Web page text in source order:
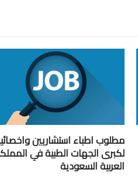
مطلوب اطباء استشاريين
لكبرى الجهات الطبية في
العربية السعودية